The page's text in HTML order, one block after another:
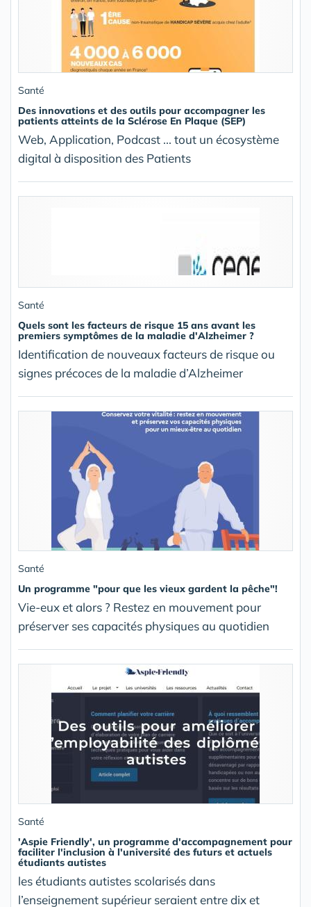
Santé
Des innovations et des outils pour accompagner les
patients atteints de la Sclérose En Plaque (SEP)
Web, Application, Podcast ... tout un écosystème
digital à disposition des Patients
Santé
Quels sont les facteurs de risque 15 ans avant les
premiers symptômes de la maladie d'Alzheimer ?
Identification de nouveaux facteurs de risque ou
signes précoces de la maladie d’Alzheimer
Santé
Un programme "pour que les vieux gardent la pêche"!
Vie-eux et alors ? Restez en mouvement pour
préserver ses capacités physiques au quotidien
Santé
'Aspie Friendly', un programme d'accompagnement pour
faciliter l'inclusion à l'université des futurs et actuels
étudiants autistes
les étudiants autistes scolarisés dans
l’enseignement supérieur seraient entre dix et